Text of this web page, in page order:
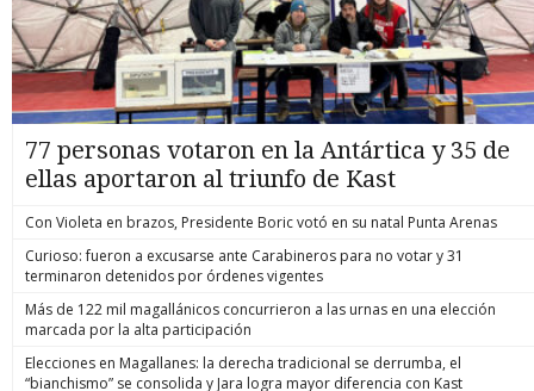
77 personas votaron en la Antártica y 35 de
ellas aportaron al triunfo de Kast
Con Violeta en brazos, Presidente Boric votó en su natal Punta Arenas
Curioso: fueron a excusarse ante Carabineros para no votar y 31
terminaron detenidos por órdenes vigentes
Más de 122 mil magallánicos concurrieron a las urnas en una elección
marcada por la alta participación
Elecciones en Magallanes: la derecha tradicional se derrumba, el
“bianchismo” se consolida y Jara logra mayor diferencia con Kast